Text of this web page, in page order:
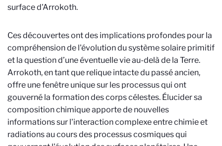
surface d'Arrokoth.
Ces découvertes ont des implications profondes pour la
compréhension de l'évolution du système solaire primitif
et la question d’une éventuelle vie au-delà de la Terre.
Arrokoth, en tant que relique intacte du passé ancien,
offre une fenêtre unique sur les processus qui ont
gouverné la formation des corps célestes. Élucider sa
composition chimique apporte de nouvelles
informations sur l'interaction complexe entre chimie et
radiations au cours des processus cosmiques qui